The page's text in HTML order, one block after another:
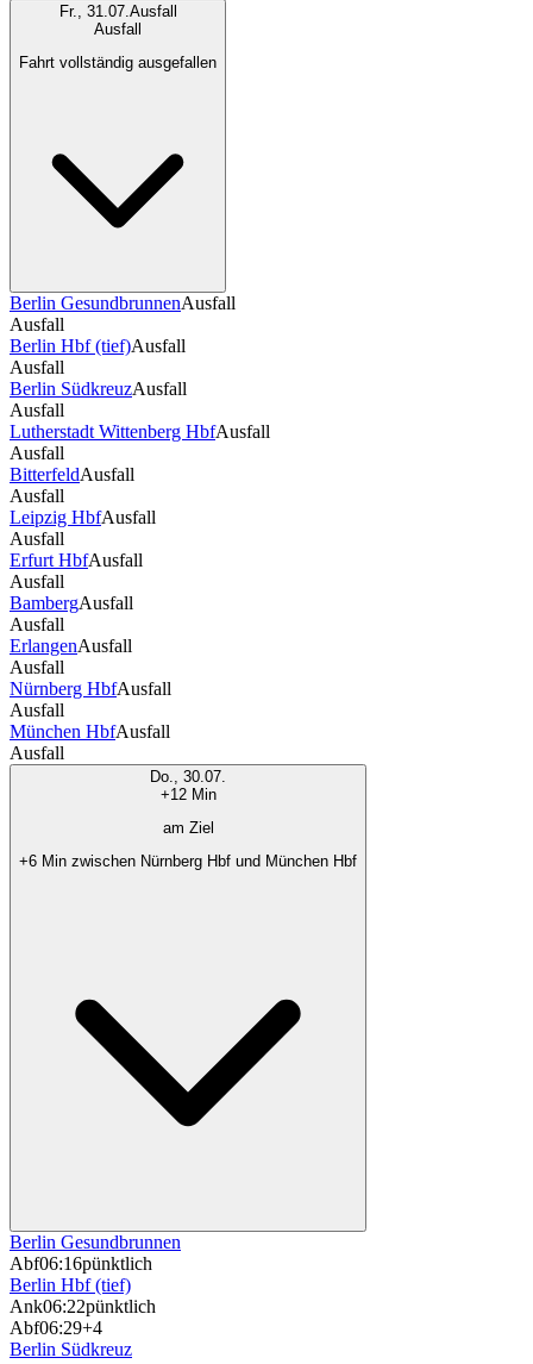
Fr., 31.07.Ausfall
Ausfall
Fahrt vollständig ausgefallen
Berlin GesundbrunnenAusfall
Ausfall
Berlin Hbf (tief)Ausfall
Ausfall
Berlin SüdkreuzAusfall
Ausfall
Lutherstadt Wittenberg HbfAusfall
Ausfall
BitterfeldAusfall
Ausfall
Leipzig HbfAusfall
Ausfall
Erfurt HbfAusfall
Ausfall
BambergAusfall
Ausfall
ErlangenAusfall
Ausfall
Nürnberg HbfAusfall
Ausfall
München HbfAusfall
Ausfall
Do., 30.07.
+12 Min
am Ziel
+6 Min zwischen Nürnberg Hbf und München Hbf
Berlin Gesundbrunnen
Abf06:16pünktlich
Berlin Hbf (tief)
Ank06:22pünktlich
Abf06:29+4
Berlin Südkreuz